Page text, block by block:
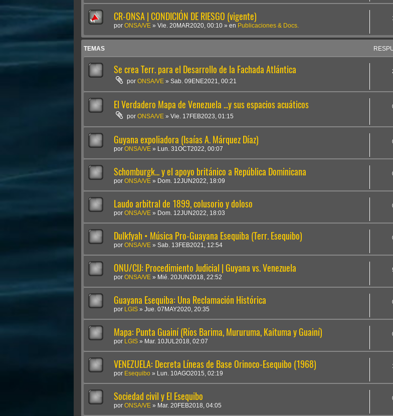
CR-ONSA | CONDICIÓN DE RIESGO (vigente)
por ONSA/VE » Vie. 20MAR2020, 00:10 » en Publicaciones & Docs.
TEMAS
Se crea Terr. para el Desarrollo de la Fachada Atlántica
porONSA/VE »Sab. 09ENE2021, 00:21
El Verdadero Mapa de Venezuela ...y sus espacios acuáticos
porONSA/VE »Vie. 17FEB2023, 01:15
Guyana expoliadora (Isaías A. Márquez Díaz)
por ONSA/VE » Lun. 31OCT2022, 00:07
Schomburgk... y el apoyo británico a República Dominicana
por ONSA/VE » Dom. 12JUN2022, 18:09
Laudo arbitral de 1899, colusorio y doloso
por ONSA/VE » Dom. 12JUN2022, 18:03
Dulkfyah • Música Pro-Guayana Esequiba (Terr. Esequibo)
por ONSA/VE » Sab. 13FEB2021, 12:54
ONU/CIJ: Procedimiento Judicial | Guyana vs. Venezuela
por ONSA/VE » Mié. 20JUN2018, 22:52
Guayana Esequiba: Una Reclamación Histórica
por LGIS » Jue. 07MAY2020, 20:35
Mapa: Punta Guainí (Ríos Barima, Mururuma, Kaituma y Guainí)
por LGIS » Mar. 10JUL2018, 02:07
VENEZUELA: Decreta Líneas de Base Orinoco-Esequibo (1968)
por Esequibo » Lun. 10AGO2015, 02:19
Sociedad civil y El Esequibo
por ONSA/VE » Mar. 20FEB2018, 04:05